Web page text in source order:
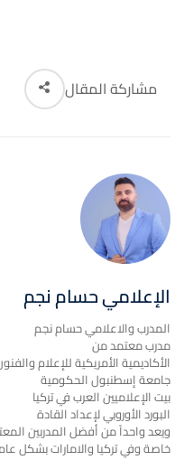
مشاركة المقال
الإعلامي حسام نجم
المدرب والاعلامي حسام نجم
مدرب معتمد من
الأكاديمية الأمريكية للإعلام
جامعة إسطنبول الحكومية
بيت الإعلاميين العرب في تركيا
البورد الأوروبي لإعداد القادة
ويعد واحداً من أفضل المدربين
خاصة وفي تركيا والامارات بشكل